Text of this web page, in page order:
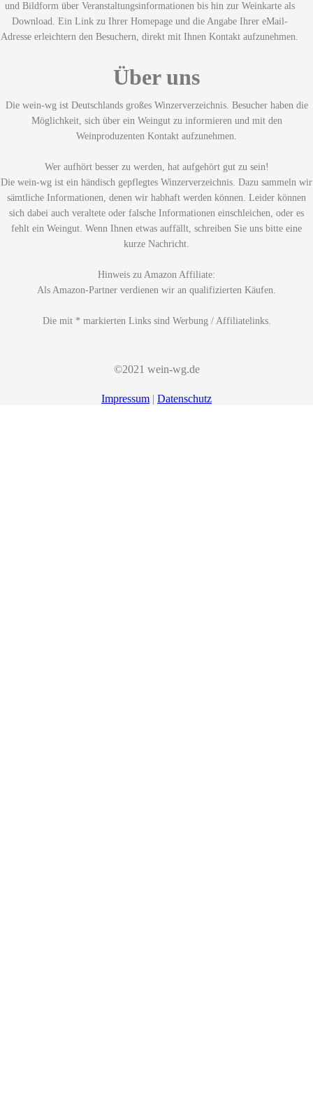
und Bildform über Veranstaltungsinformationen bis hin zur Weinkarte als
Download. Ein Link zu Ihrer Homepage und die Angabe Ihrer eMail-
Adresse erleichtern den Besuchern, direkt mit Ihnen Kontakt aufzunehmen.
Über uns
Die wein-wg ist Deutschlands großes Winzerverzeichnis. Besucher haben die
Möglichkeit, sich über ein Weingut zu informieren und mit den
Weinproduzenten Kontakt aufzunehmen.
Wer aufhört besser zu werden, hat aufgehört gut zu sein!
Die wein-wg ist ein händisch gepflegtes Winzerverzeichnis. Dazu sammeln wir
sämtliche Informationen, denen wir habhaft werden können. Leider können
sich dabei auch veraltete oder falsche Informationen einschleichen, oder es
fehlt ein Weingut. Wenn Ihnen etwas auffällt, schreiben Sie uns bitte eine
kurze Nachricht.
Hinweis zu Amazon Affiliate:
Als Amazon-Partner verdienen wir an qualifizierten Käufen.
Die mit * markierten Links sind Werbung / Affiliatelinks.
©2021 wein-wg.de
Impressum | Datenschutz